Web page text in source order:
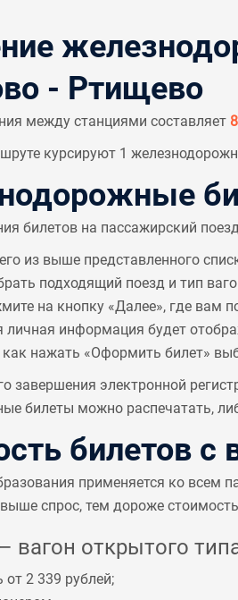
- Ртищево
между станциями составляет
курсируют 1
билетов на пассажирский
из выше представленного
подходящий поезд и тип
на кнопку «Далее», где вам
личная информация будет
нажать «Оформить билет»
завершения электронной
билеты можно распечатать,
билетов
применяется ко всем
спрос, тем дороже
вагон открытого
от 2 339 рублей;